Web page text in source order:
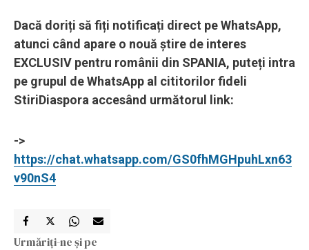
Dacă doriți să fiți notificați direct pe WhatsApp,
atunci când apare o nouă știre de interes
EXCLUSIV pentru românii din SPANIA, puteți intra
pe grupul de WhatsApp al cititorilor fideli
StiriDiaspora accesând următorul link:
->
https://chat.whatsapp.com/GS0fhMGHpuhLxn63
v90nS4
Urmăriți-ne și pe